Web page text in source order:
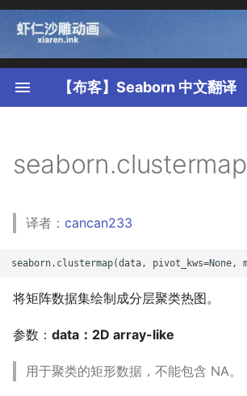
【布客】Seaborn 中文翻译
y
t
t
seaborn.clustermap
译者： cancan233
将矩阵数据集绘制成分层聚类热图。
参数： data：2D array-like
用于聚类的矩形数据，不能包含 NA。